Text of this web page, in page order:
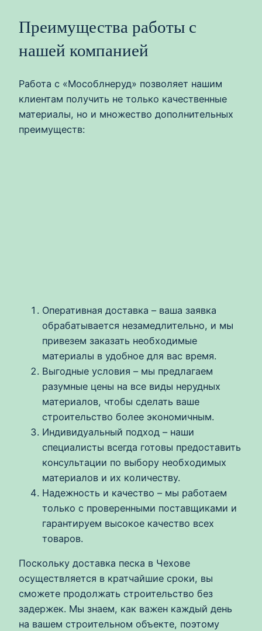
Преимущества работы с
нашей компанией
Работа с «Мособлнеруд» позволяет нашим
клиентам получить не только качественные
материалы, но и множество дополнительных
преимуществ:
Оперативная доставка – ваша заявка
обрабатывается незамедлительно, и мы
привезем заказать необходимые
материалы в удобное для вас время.
Выгодные условия – мы предлагаем
разумные цены на все виды нерудных
материалов, чтобы сделать ваше
строительство более экономичным.
Индивидуальный подход – наши
специалисты всегда готовы предоставить
консультации по выбору необходимых
материалов и их количеству.
Надежность и качество – мы работаем
только с проверенными поставщиками и
гарантируем высокое качество всех
товаров.
Поскольку доставка песка в Чехове
осуществляется в кратчайшие сроки, вы
сможете продолжать строительство без
задержек. Мы знаем, как важен каждый день
на вашем строительном объекте, поэтому